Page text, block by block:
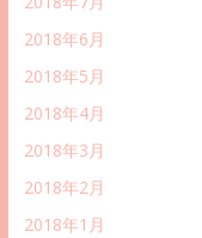
2018年6月
2018年5月
2018年4月
2018年3月
2018年2月
2018年1月